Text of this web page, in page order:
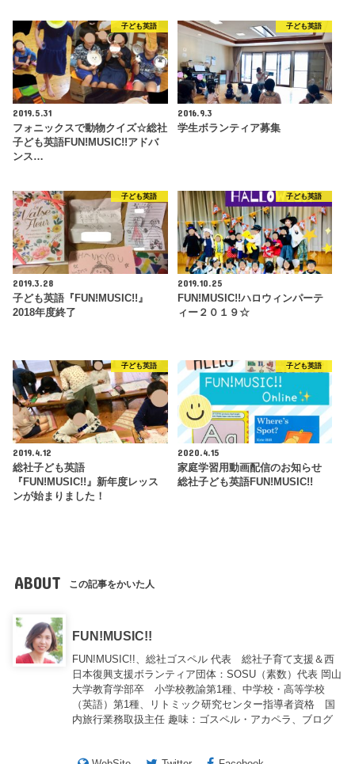
子ども英語
2019.5.31
フォニックスで動物クイズ☆総社
子ども英語FUN!MUSIC!!アドバ
ンス…
子ども英語
2016.9.3
学生ボランティア募集
子ども英語
2019.3.28
子ども英語『FUN!MUSIC!!』
2018年度終了
子ども英語
2019.10.25
FUN!MUSIC!!ハロウィンパーテ
ィー２０１９☆
子ども英語
2019.4.12
総社子ども英語
『FUN!MUSIC!!』新年度レッス
ンが始まりました！
子ども英語
2020.4.15
家庭学習用動画配信のお知らせ
総社子ども英語FUN!MUSIC!!
ABOUT この記事をかいた人
FUN!MUSIC!!
FUN!MUSIC!!、総社ゴスペル 代表 総社子育て支援＆西
日本復興支援ボランティア団体：SOSU（素数）代表 岡山
大学教育学部卒 小学校教諭第1種、中学校・高等学校
（英語）第1種、リトミック研究センター指導者資格 国
内旅行業務取扱主任 趣味：ゴスペル・アカペラ、ブログ